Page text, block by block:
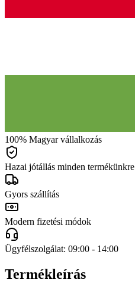
100% Magyar vállalkozás
Hazai jótállás minden termékünkre
Gyors szállítás
Modern fizetési módok
Ügyfélszolgálat: 09:00 - 14:00
Termékleírás